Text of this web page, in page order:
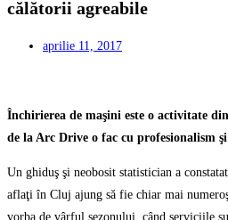
călătorii agreabile
aprilie 11, 2017
Închirierea de maşini este o activitate
de la Arc Drive o fac cu profesionalism
Un ghiduş şi neobosit statistician a
aflaţi în Cluj ajung să fie chiar mai
vorba de vârful sezonului, când serviciile